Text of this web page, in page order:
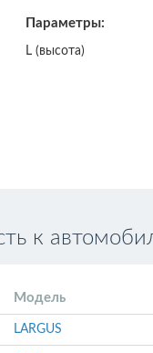
Параметры:
L (высота)
к
Модель
LARGUS